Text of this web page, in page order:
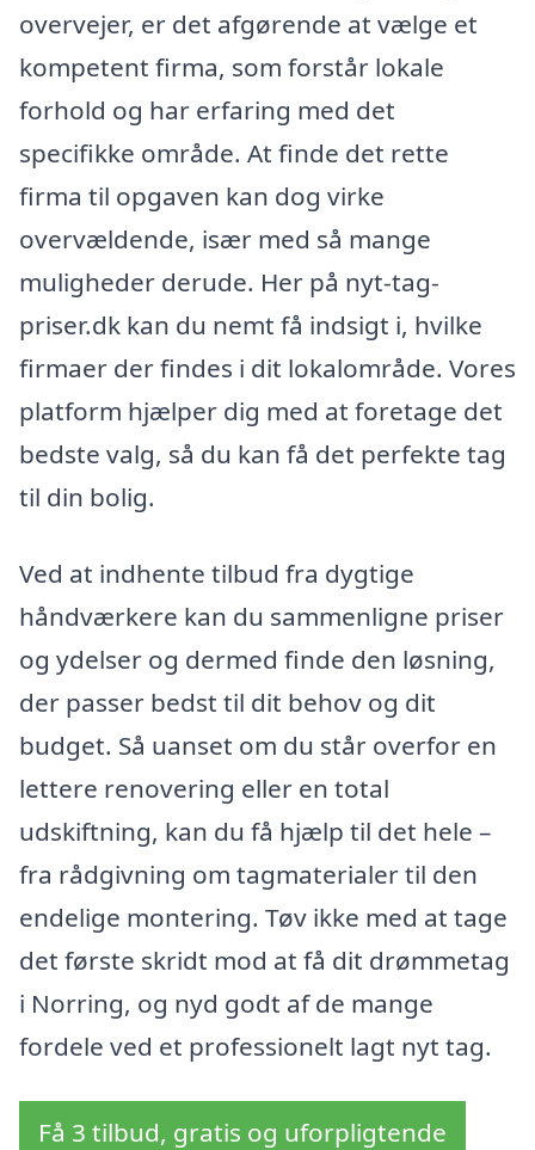
overvejer, er det afgørende at vælge et
kompetent firma, som forstår lokale
forhold og har erfaring med det
specifikke område. At finde det rette
firma til opgaven kan dog virke
overvældende, især med så mange
muligheder derude. Her på nyt-tag-
priser.dk kan du nemt få indsigt i, hvilke
firmaer der findes i dit lokalområde. Vores
platform hjælper dig med at foretage det
bedste valg, så du kan få det perfekte tag
til din bolig.
Ved at indhente tilbud fra dygtige
håndværkere kan du sammenligne priser
og ydelser og dermed finde den løsning,
der passer bedst til dit behov og dit
budget. Så uanset om du står overfor en
lettere renovering eller en total
udskiftning, kan du få hjælp til det hele –
fra rådgivning om tagmaterialer til den
endelige montering. Tøv ikke med at tage
det første skridt mod at få dit drømmetag
i Norring, og nyd godt af de mange
fordele ved et professionelt lagt nyt tag.
Få 3 tilbud, gratis og uforpligtende